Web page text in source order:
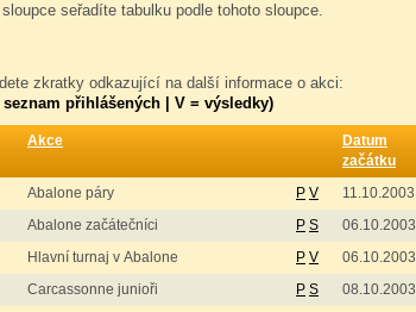
seřadíte tabulku podle tohoto sloupce.
zkratky odkazující na další informace o akci:
přihlášených | V = výsledky)
Akce
Datum
začátku
Abalone páry P V 11.10.2003
Abalone začátečníci P S 06.10.2003
Hlavní turnaj v Abalone P V 06.10.2003
Carcassonne junioři P S 08.10.2003